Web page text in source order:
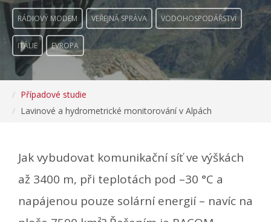
RÁDIOVÝ MODEM VEŘEJNÁ SPRÁVA VODOHOSPODÁŘSTVÍ
ITÁLIE EVROPA
Případové studie
Lavinové a hydrometrické monitorování v Alpách
Jak vybudovat komunikační síť ve výškách
až 3400 m, při teplotách pod –30 °C a
napájenou pouze solární energií – navíc na